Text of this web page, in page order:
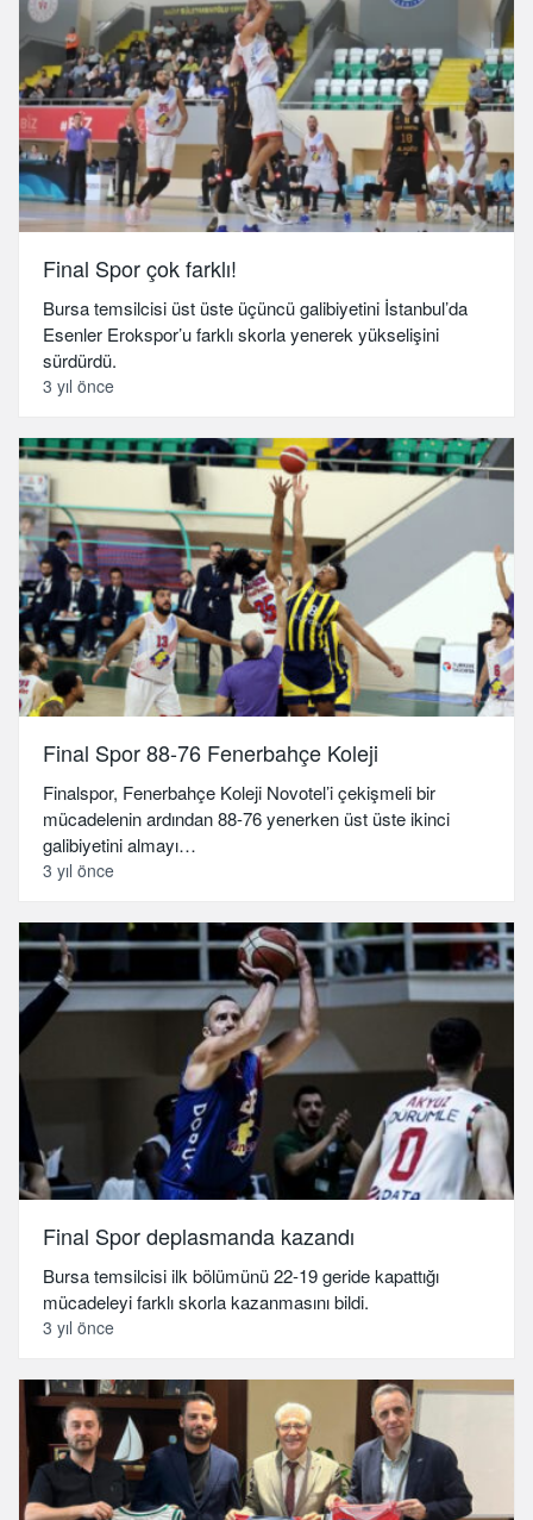
Final Spor çok farklı!
Bursa temsilcisi üst üste üçüncü galibiyetini İstanbul’da
Esenler Erokspor’u farklı skorla yenerek yükselişini
sürdürdü.
3 yıl önce
Final Spor 88-76 Fenerbahçe Koleji
Finalspor, Fenerbahçe Koleji Novotel’i çekişmeli bir
mücadelenin ardından 88-76 yenerken üst üste ikinci
galibiyetini almayı…
3 yıl önce
Final Spor deplasmanda kazandı
Bursa temsilcisi ilk bölümünü 22-19 geride kapattığı
mücadeleyi farklı skorla kazanmasını bildi.
3 yıl önce